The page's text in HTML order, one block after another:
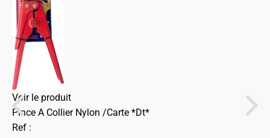
Voir le produit
Pince A Collier Nylon /Carte *Dt*
Ref :